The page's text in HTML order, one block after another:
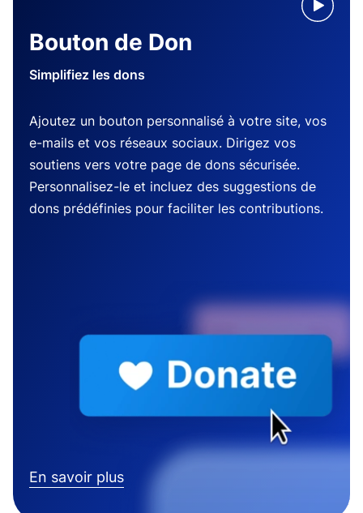
Bouton de Don
Simplifiez les dons
Ajoutez un bouton personnalisé à votre site, vos
e-mails et vos réseaux sociaux. Dirigez vos
soutiens vers votre page de dons sécurisée.
Personnalisez-le et incluez des suggestions de
dons prédéfinies pour faciliter les contributions.
En savoir plus